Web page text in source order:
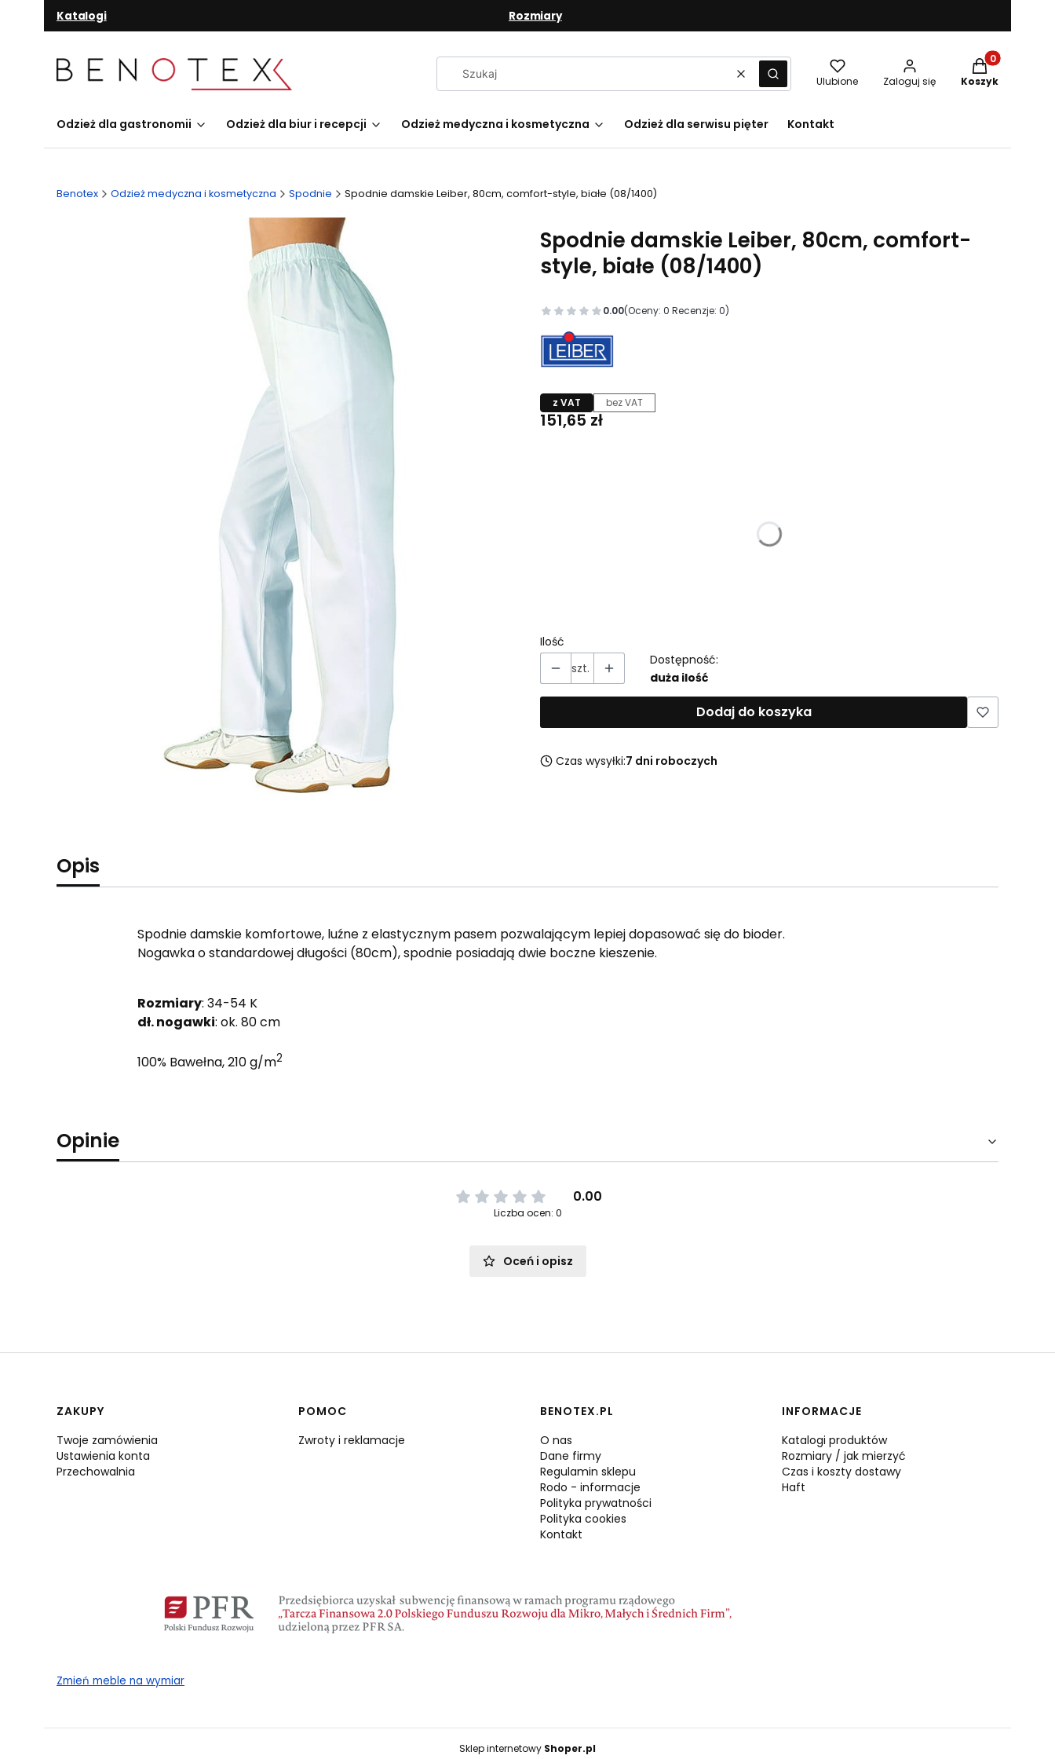
Katalogi Rozmiary
WyczyśćSzukaj Ulubione Zaloguj się
Produkty w
Koszyk
Odzież dla gastronomii Odzież dla biur i recepcji Odzież medyczna i kosmetyczna Odzież dla serwisu pięter Kontakt
Benotex Odzież medyczna i kosmetyczna Spodnie Spodnie damskie Leiber, 80cm, comfort-style, białe (08/1400)
Spodnie damskie Leiber, 80cm, comfort-
style, białe (08/1400)
0.00(Oceny: 0 Recenzje: 0)
z VAT bez VAT
Cena
151,65 zł
Ilość
szt.
Dostępność:
duża ilość
Dodaj do koszyka
Czas wysyłki:7 dni roboczych
Opis
Spodnie damskie komfortowe, luźne z elastycznym pasem pozwalającym lepiej dopasować się do bioder.
Nogawka o standardowej długości (80cm), spodnie posiadają dwie boczne kieszenie.
Rozmiary: 34-54 K
dł. nogawki: ok. 80 cm
100% Bawełna, 210 g/m2
Opinie
0.00
Liczba ocen: 0
Oceń i opisz
Linki w stopce
ZAKUPY
Twoje zamówienia
Ustawienia konta
Przechowalnia
POMOC
Zwroty i reklamacje
BENOTEX.PL
O nas
Dane firmy
Regulamin sklepu
Rodo - informacje
Polityka prywatności
Polityka cookies
Kontakt
INFORMACJE
Katalogi produktów
Rozmiary / jak mierzyć
Czas i koszty dostawy
Haft
Zmień meble na wymiar
Sklep internetowy Shoper.pl